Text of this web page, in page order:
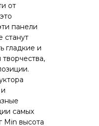
от
панели
станут
гладкие и
самых
Min высота